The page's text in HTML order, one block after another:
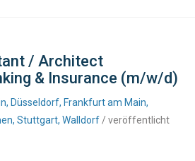
/ Architect
& Insurance (m/w/d)
Düsseldorf, Frankfurt am Main,
Stuttgart, Walldorf / veröffentlicht